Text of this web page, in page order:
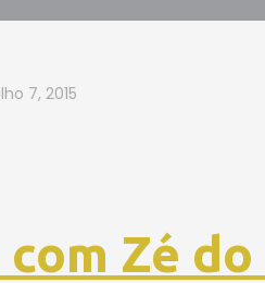
7, 2015
Zé